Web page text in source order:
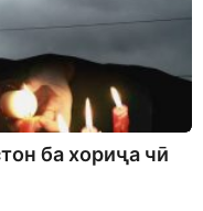
ба хориҷа чӣ